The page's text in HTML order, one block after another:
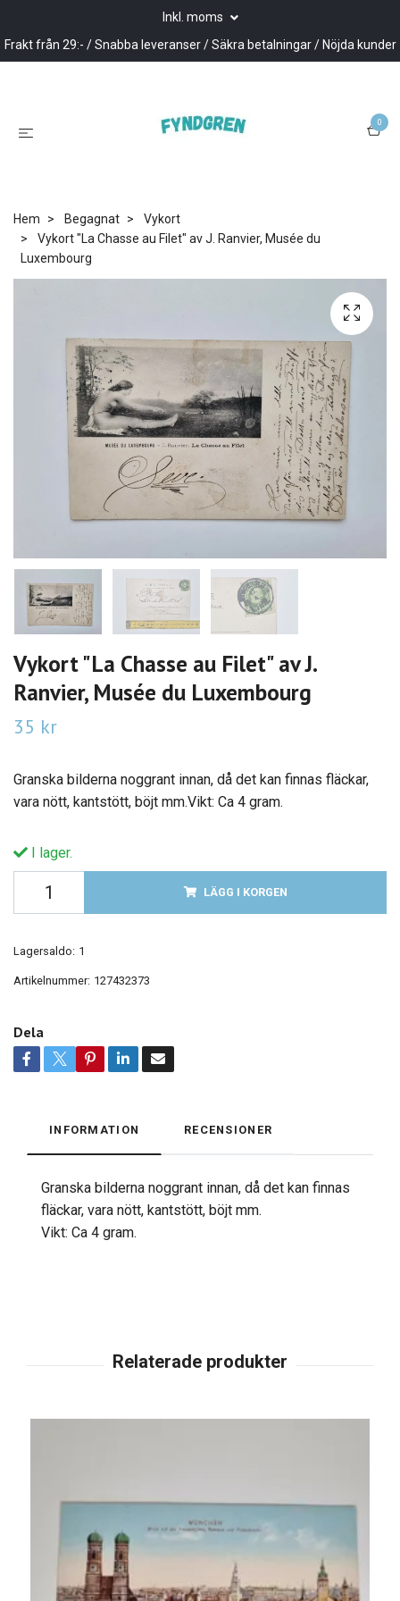
Inkl. moms
Frakt från 29:- / Snabba leveranser / Säkra betalningar / Nöjda kunder
0
Hem Begagnat
Vykort
Vykort "La Chasse au Filet" av J. Ranvier, Musée du
Luxembourg
Vykort "La Chasse au Filet" av J.
Ranvier, Musée du Luxembourg
35 kr
Granska bilderna noggrant innan, då det kan finnas fläckar,
vara nött, kantstött, böjt mm.Vikt: Ca 4 gram.
I lager.
LÄGG I KORGEN
Lagersaldo: 1
Artikelnummer: 127432373
Dela
INFORMATION RECENSIONER
Granska bilderna noggrant innan, då det kan finnas
fläckar, vara nött, kantstött, böjt mm.
Vikt: Ca 4 gram.